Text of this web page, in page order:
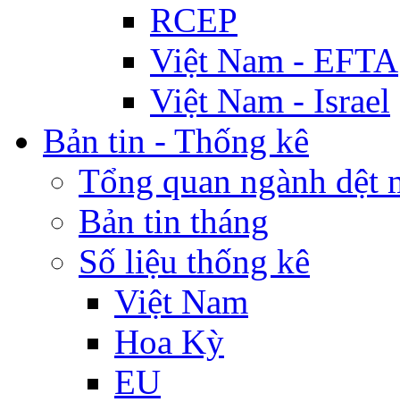
RCEP
Việt Nam - EFTA
Việt Nam - Israel
Bản tin - Thống kê
Tổng quan ngành dệt
Bản tin tháng
Số liệu thống kê
Việt Nam
Hoa Kỳ
EU